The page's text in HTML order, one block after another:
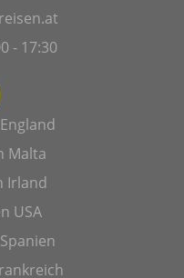
- 17:30
Malta
Irland
USA